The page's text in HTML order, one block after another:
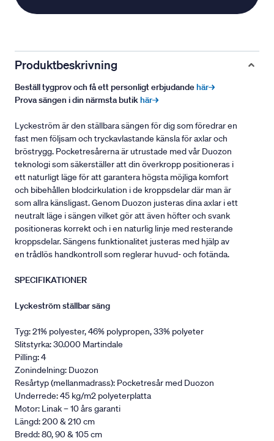
Produktbeskrivning
Beställ tygprov och få ett personligt erbjudandehär→
Prova sängen i din närmsta butikhär→
Lyckeström är den ställbara sängen för dig som föredrar en
fast men följsam och tryckavlastande känsla för axlar och
bröstrygg. Pocketresårerna är utrustade med vår Duozon
teknologi som säkerställer att din överkropp positioneras i
ett naturligt läge för att garantera högsta möjliga komfort
och bibehållen blodcirkulation i de kroppsdelar där man är
som allra känsligast. Genom Duozon justeras dina axlar i ett
neutralt läge i sängen vilket gör att även höfter och svank
positioneras korrekt och i en naturlig linje med resterande
kroppsdelar. Sängens funktionalitet justeras med hjälp av
en trådlös handkontroll som reglerar huvud- och fotända.
SPECIFIKATIONER
Lyckeström ställbar säng
Tyg: 21% polyester, 46% polypropen, 33% polyeter
Slitstyrka: 30.000 Martindale
Pilling: 4
Zonindelning: Duozon
Resårtyp (mellanmadrass): Pocketresår med Duozon
Underrede: 45 kg/m2 polyeterplatta
Motor: Linak – 10 års garanti
Längd: 200 & 210 cm
Bredd: 80, 90 & 105 cm